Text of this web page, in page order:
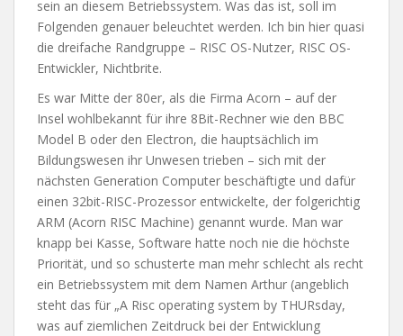
sein an diesem Betriebssystem. Was das ist, soll im
Folgenden genauer beleuchtet werden. Ich bin hier quasi
die dreifache Randgruppe – RISC OS-Nutzer, RISC OS-
Entwickler, Nichtbrite.
Es war Mitte der 80er, als die Firma Acorn – auf der
Insel wohlbekannt für ihre 8Bit-Rechner wie den BBC
Model B oder den Electron, die hauptsächlich im
Bildungswesen ihr Unwesen trieben – sich mit der
nächsten Generation Computer beschäftigte und dafür
einen 32bit-RISC-Prozessor entwickelte, der folgerichtig
ARM (Acorn RISC Machine) genannt wurde. Man war
knapp bei Kasse, Software hatte noch nie die höchste
Priorität, und so schusterte man mehr schlecht als recht
ein Betriebssystem mit dem Namen Arthur (angeblich
steht das für „A Risc operating system by THURsday,
was auf ziemlichen Zeitdruck bei der Entwicklung